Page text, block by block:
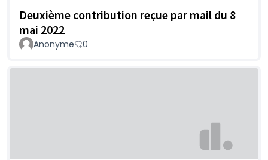
Deuxième contribution reçue par mail du 8
mai 2022
Anonyme 0